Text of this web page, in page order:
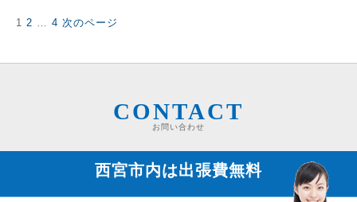
投固
1 固
2 … 固
4 次のページ
CONTACT
お問い合わせ
西宮市内は出張費無料